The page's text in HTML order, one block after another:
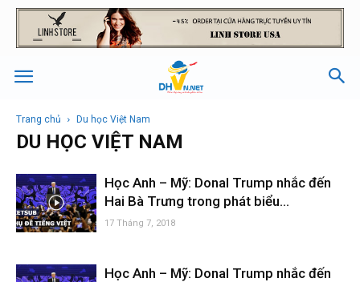
Trang chủ Du học Việt Nam
DU HỌC VIỆT NAM
Học Anh – Mỹ: Donal Trump nhắc đến
Hai Bà Trưng trong phát biểu...
17 Tháng 7, 2018
Học Anh – Mỹ: Donal Trump nhắc đến